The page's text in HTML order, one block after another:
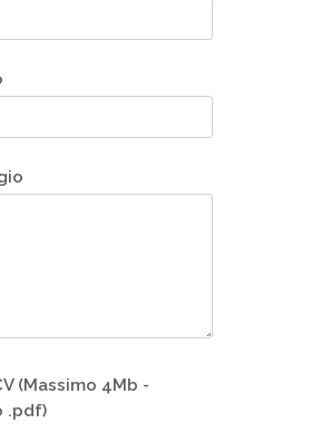
(Massimo 4Mb -
.pdf)